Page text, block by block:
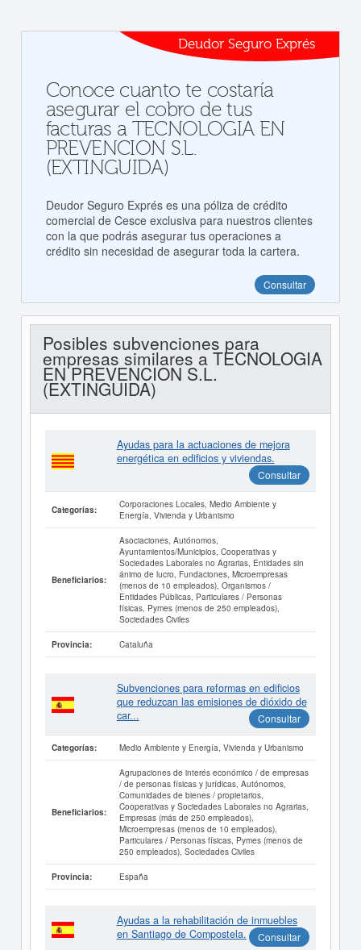
Deudor Seguro Exprés
Conoce cuanto te costaría
asegurar el cobro de tus
facturas a TECNOLOGIA EN
PREVENCION S.L.
(EXTINGUIDA)
Deudor Seguro Exprés es una póliza de crédito
comercial de Cesce exclusiva para nuestros clientes
con la que podrás asegurar tus operaciones a
crédito sin necesidad de asegurar toda la cartera.
Consultar
Posibles subvenciones para
empresas similares a TECNOLOGIA
EN PREVENCION S.L.
(EXTINGUIDA)
Ayudas para la actuaciones de mejora
energética en edificios y viviendas.
Consultar
Categorías:
Corporaciones Locales, Medio Ambiente y
Energía, Vivienda y Urbanismo
Beneficiarios:
Asociaciones, Autónomos,
Ayuntamientos/Municipios, Cooperativas y
Sociedades Laborales no Agrarias, Entidades sin
ánimo de lucro, Fundaciones, Microempresas
(menos de 10 empleados), Organismos /
Entidades Públicas, Particulares / Personas
físicas, Pymes (menos de 250 empleados),
Sociedades Civiles
Provincia: Cataluña
Subvenciones para reformas en edificios
que reduzcan las emisiones de dióxido de
car...
Consultar
Categorías: Medio Ambiente y Energía, Vivienda y Urbanismo
Beneficiarios:
Agrupaciones de interés económico / de empresas
/ de personas físicas y jurídicas, Autónomos,
Comunidades de bienes / propietarios,
Cooperativas y Sociedades Laborales no Agrarias,
Empresas (más de 250 empleados),
Microempresas (menos de 10 empleados),
Particulares / Personas físicas, Pymes (menos de
250 empleados), Sociedades Civiles
Provincia: España
Ayudas a la rehabilitación de inmuebles
en Santiago de Compostela.
Consultar